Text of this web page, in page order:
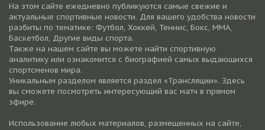
На этом сайте ежедневно публикуются самые свежие и
актуальные спортивные новости. Для вашего удобства новости
разбиты по тематике: Футбол, Хоккей, Теннис, Бокс, ММА,
Баскетбол, Другие виды спорта.
Также на нашем сайте вы можете найти спортивную
аналитику или ознакомится с биографией самых выдающихся
спортсменов мира.
Уникальным разделом является раздел «Трансляции». Здесь
вы сможете посмотреть интересующий вас матч в прямом
эфире.
Использование любых материалов, размещенных на сайте,